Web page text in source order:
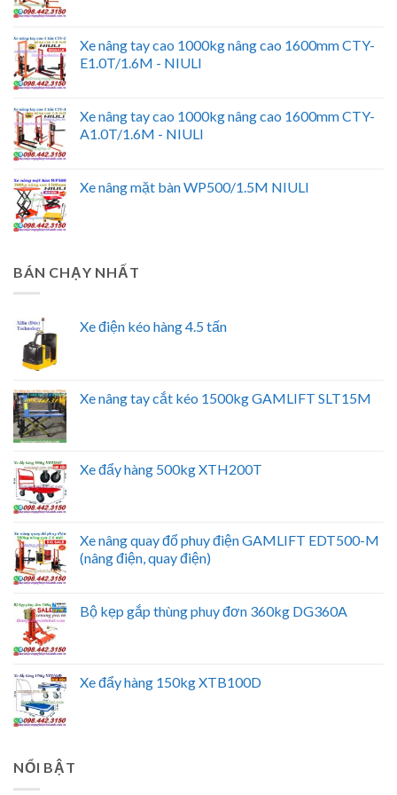
Xe nâng tay cao 1000kg nâng cao 1600mm CTY-
E1.0T/1.6M - NIULI
Xe nâng tay cao 1000kg nâng cao 1600mm CTY-
A1.0T/1.6M - NIULI
Xe nâng mặt bàn WP500/1.5M NIULI
BÁN CHẠY NHẤT
Xe điện kéo hàng 4.5 tấn
Xe nâng tay cắt kéo 1500kg GAMLIFT SLT15M
Xe đẩy hàng 500kg XTH200T
Xe nâng quay đổ phuy điện GAMLIFT EDT500-M
(nâng điện, quay điện)
Bộ kẹp gắp thùng phuy đơn 360kg DG360A
Xe đẩy hàng 150kg XTB100D
NỔI BẬT